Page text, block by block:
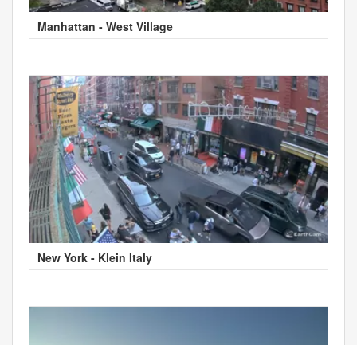
Manhattan - West Village
New York - Klein Italy